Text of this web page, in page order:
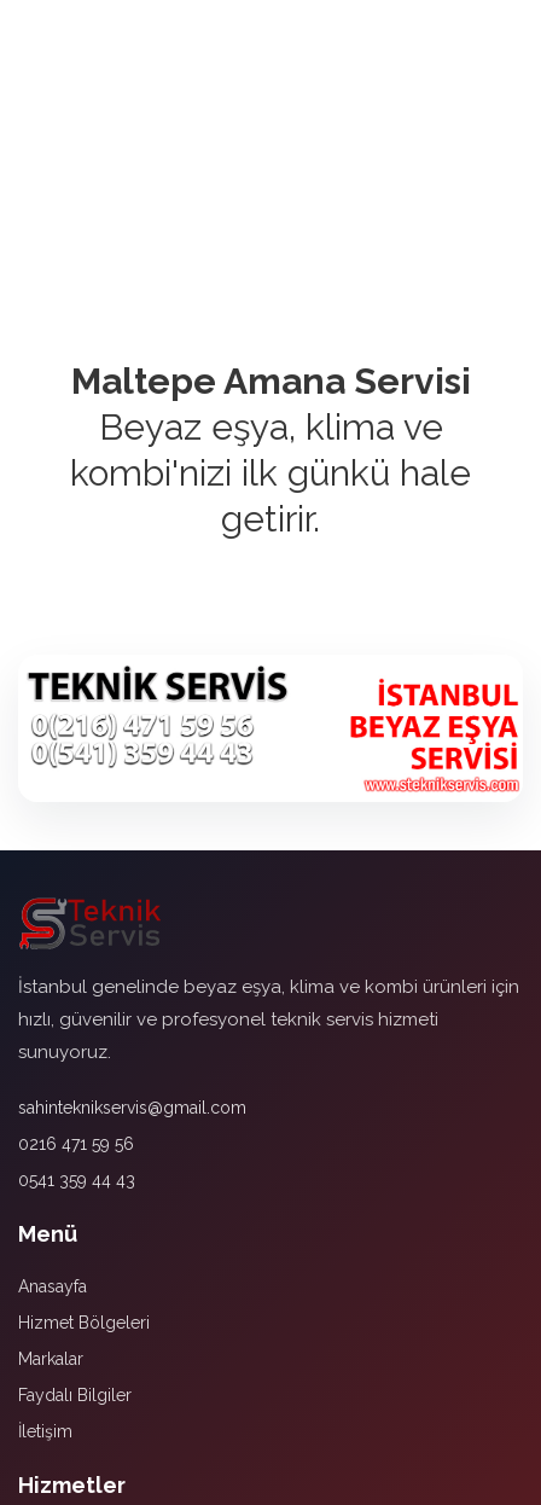
Maltepe Amana Servisi
Beyaz eşya, klima ve
kombi'nizi ilk günkü hale
getirir.
İstanbul genelinde beyaz eşya, klima ve kombi ürünleri için
hızlı, güvenilir ve profesyonel teknik servis hizmeti
sunuyoruz.
sahinteknikservis@gmail.com
0216 471 59 56
0541 359 44 43
Menü
Anasayfa
Hizmet Bölgeleri
Markalar
Faydalı Bilgiler
İletişim
Hizmetler